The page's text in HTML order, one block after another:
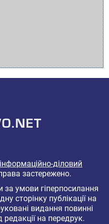
діловий
застережено.
за умови гіперпосилання
сторінку публікації на
видання повинні
на передрук.